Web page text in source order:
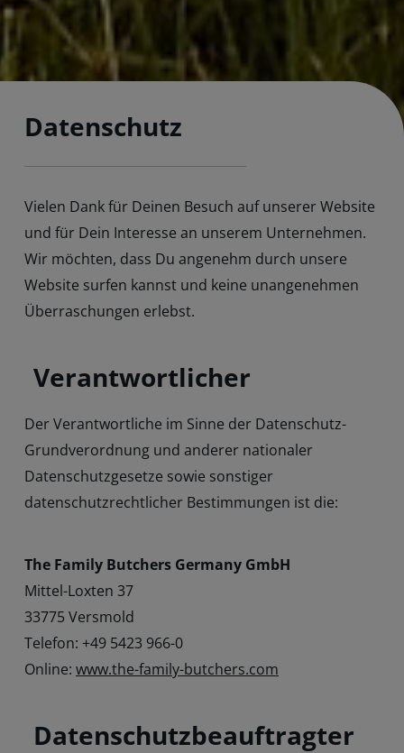
Datenschutz
Vielen Dank für Deinen Besuch auf unserer Website
und für Dein Interesse an unserem Unternehmen.
Wir möchten, dass Du angenehm durch unsere
Website surfen kannst und keine unangenehmen
Überraschungen erlebst.
Verantwortlicher
Der Verantwortliche im Sinne der Datenschutz-
Grundverordnung und anderer nationaler
Datenschutzgesetze sowie sonstiger
datenschutzrechtlicher Bestimmungen ist die:
The Family Butchers Germany GmbH
Mittel-Loxten 37
33775 Versmold
Telefon: +49 5423 966-0
Online: www.the-family-butchers.com
Datenschutzbeauftragter